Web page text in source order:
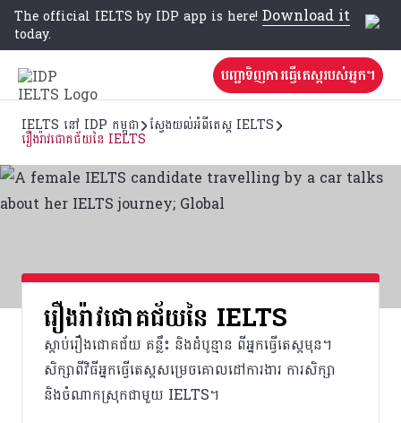
The official IELTS by IDP app is here! Download it
today.
បញ្ជាទិញការធ្វើតេស្តរបស់អ្នក។
IELTS នៅ IDP កម្ពុជា ស្វែងយល់អំពីតេស្ត IELTS
រឿងរ៉ាវជោគជ័យនៃ IELTS
រឿងរ៉ាវជោគជ័យនៃ IELTS
ស្តាប់រឿងជោគជ័យ គន្លឹះ និងដំបូន្មាន ពីអ្នកធ្វើតេស្តមុន។
សិក្សាពីវិធីអ្នកធ្វើតេស្តសម្រេចគោលដៅការងារ ការសិក្សា
និងចំណាកស្រុកជាមួយ IELTS។